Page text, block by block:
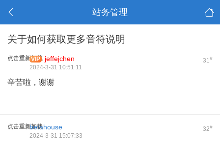
站务管理
关于如何获取更多音符说明
点击重新加载 31#
VIP jeffejchen
2024-3-31 10:51:11
辛苦啦，谢谢
点击重新加载 32#
betahouse
2024-3-31 15:07:33